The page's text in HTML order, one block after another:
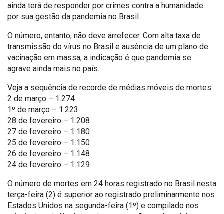
ainda terá de responder por crimes contra a humanidade
por sua gestão da pandemia no Brasil.
O número, entanto, não deve arrefecer. Com alta taxa de
transmissão do vírus no Brasil e ausência de um plano de
vacinação em massa, a indicação é que pandemia se
agrave ainda mais no país.
Veja a sequência de recorde de médias móveis de mortes:
2 de março – 1.274
1º de março – 1.223
28 de fevereiro – 1.208
27 de fevereiro – 1.180
25 de fevereiro – 1.150
26 de fevereiro – 1.148
24 de fevereiro – 1.129.
O número de mortes em 24 horas registrado no Brasil nesta
terça-feira (2) é superior ao registrado preliminarmente nos
Estados Unidos na segunda-feira (1º) e compilado nos